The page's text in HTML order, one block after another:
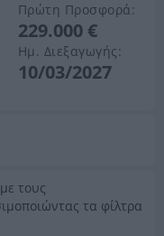
Πρώτη Προσφορά:
229.000 €
Ημ. Διεξαγωγής:
10/03/2027
τους
τα φίλτρα